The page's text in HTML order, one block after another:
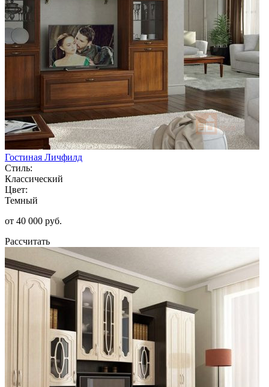
Гостиная Личфилд
Стиль:
Классический
Цвет:
Темный
от 40 000 руб.
Рассчитать